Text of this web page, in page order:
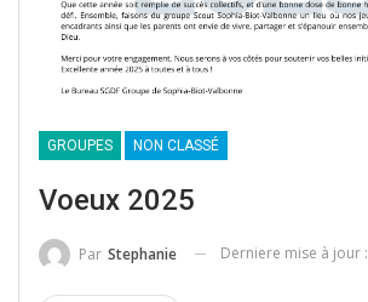
GROUPES NON CLASSÉ
Voeux 2025
Par Stephanie Derniere mise à jour :